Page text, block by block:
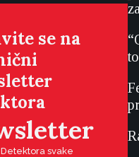
se na
svake